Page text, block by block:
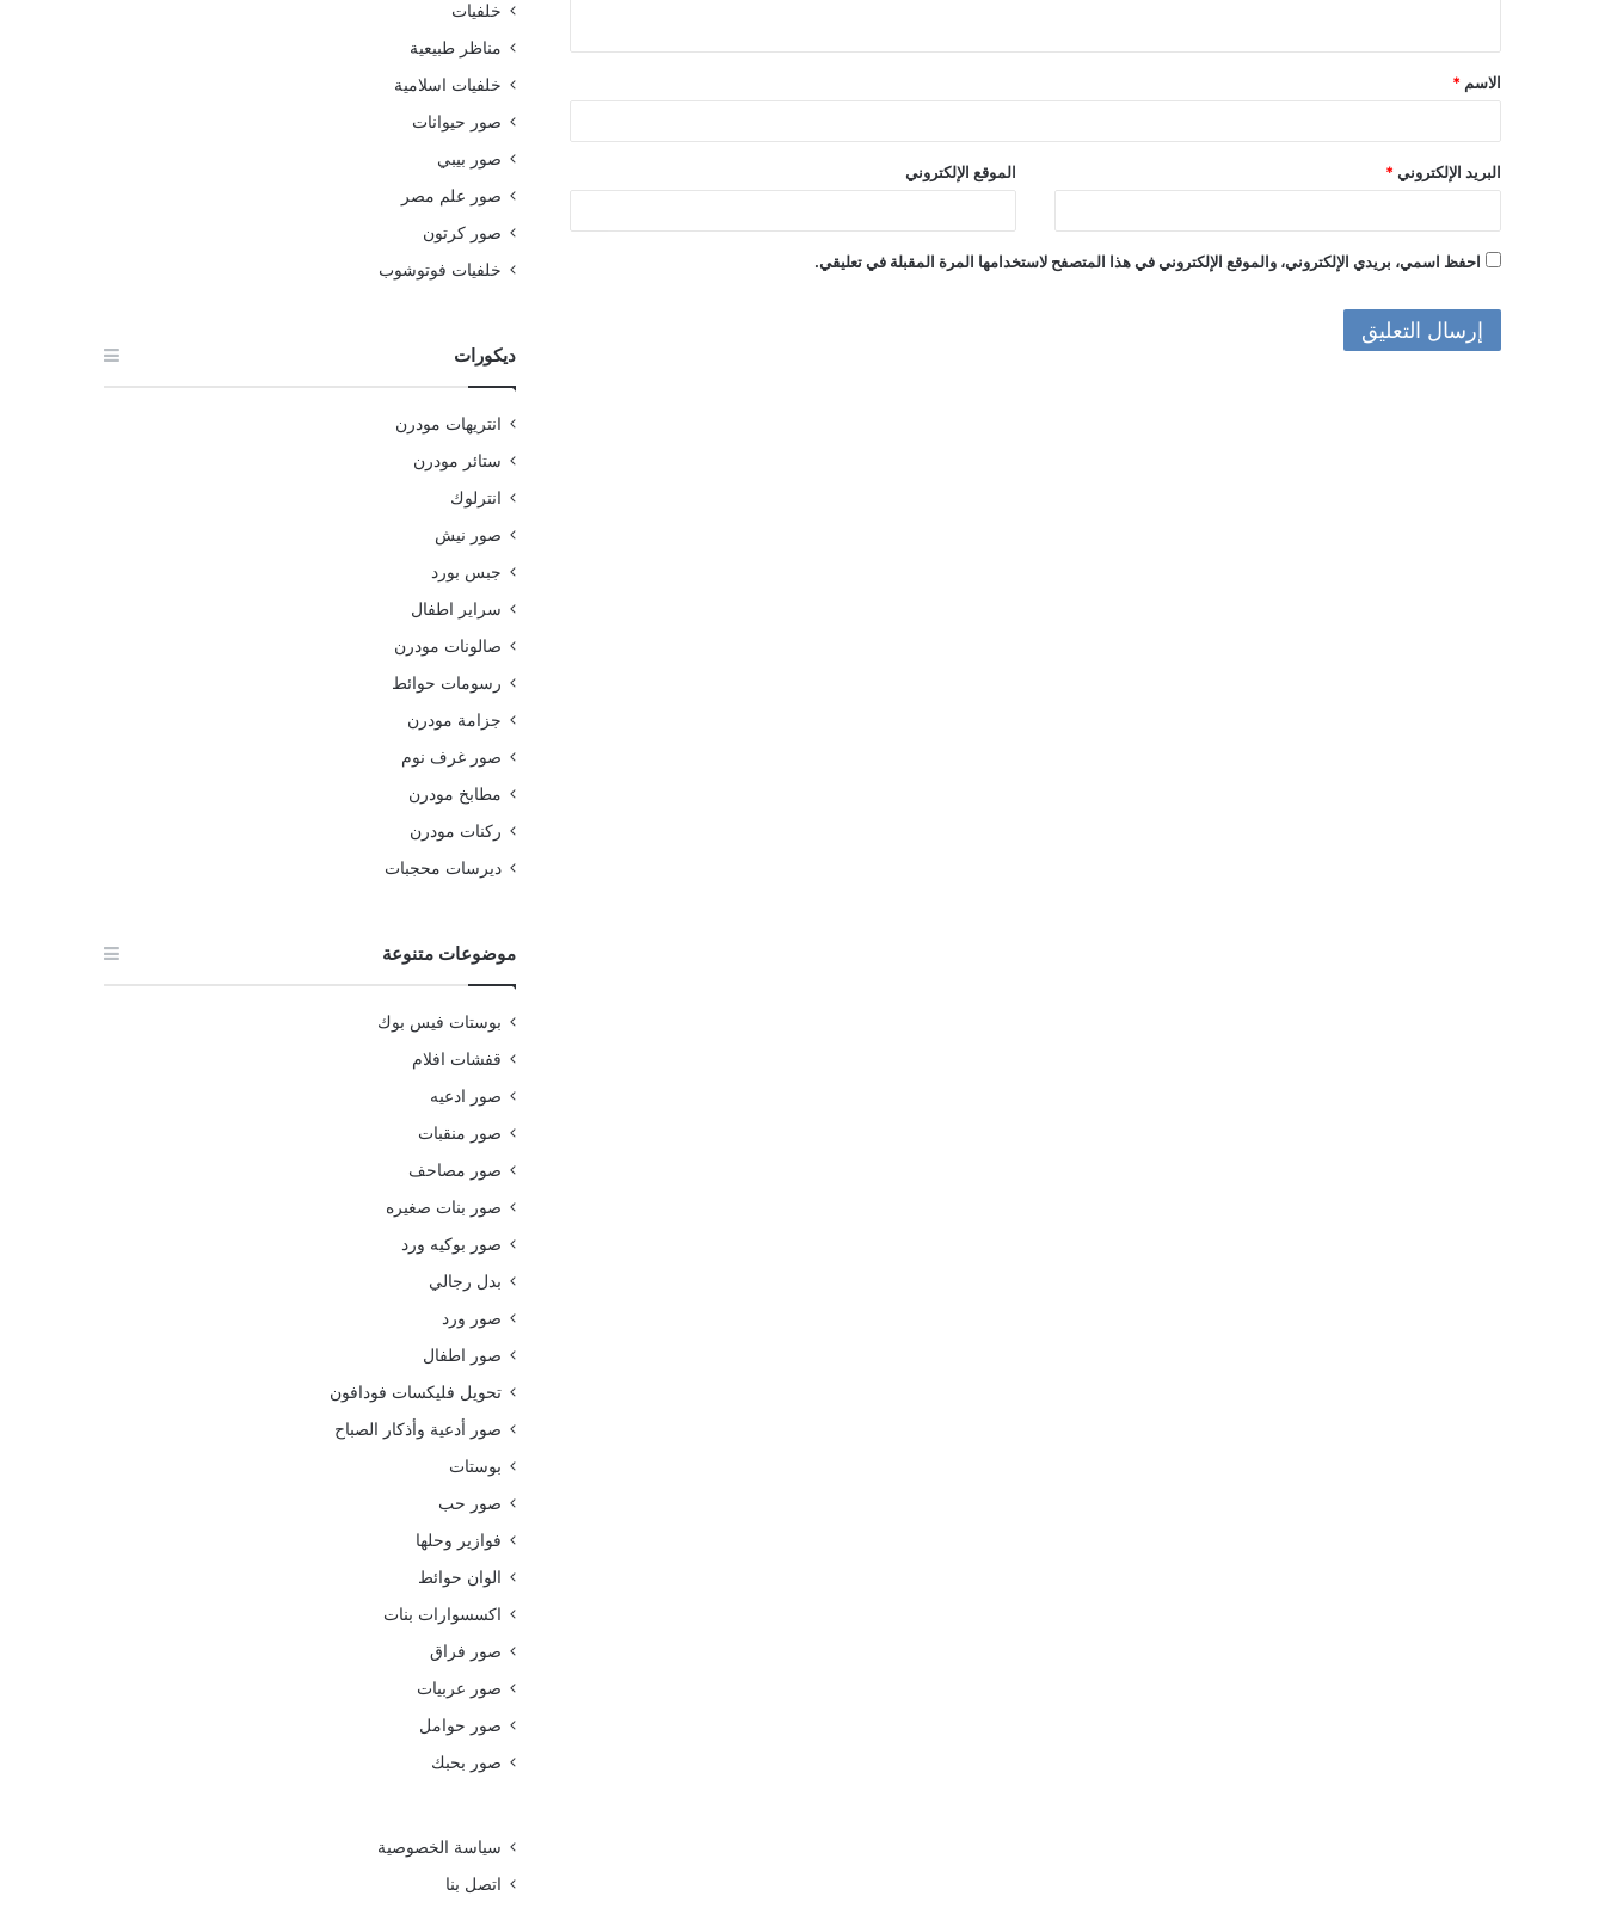
ق
*
الاسم *
البريد الإلكتروني * الموقع الإلكتروني
احفظ اسمي، بريدي الإلكتروني، والموقع الإلكتروني في هذا المتصفح لاستخدامها المرة المقبلة في تعليقي.
خلفيات
مناظر طبيعية
خلفيات اسلامية
صور حيوانات
صور بيبي
صور علم مصر
صور كرتون
خلفيات فوتوشوب
ديكورات
انتريهات مودرن
ستائر مودرن
انترلوك
صور نيش
جبس بورد
سراير اطفال
صالونات مودرن
رسومات حوائط
جزامة مودرن
صور غرف نوم
مطابخ مودرن
ركنات مودرن
ديرسات محجبات
موضوعات متنوعة
بوستات فيس بوك
قفشات افلام
صور ادعيه
صور منقبات
صور مصاحف
صور بنات صغيره
صور بوكيه ورد
بدل رجالي
صور ورد
صور اطفال
تحويل فليكسات فودافون
صور أدعية وأذكار الصباح
بوستات
صور حب
فوازير وحلها
الوان حوائط
اكسسوارات بنات
صور فراق
صور عربيات
صور حوامل
صور بحبك
سياسة الخصوصية
اتصل بنا